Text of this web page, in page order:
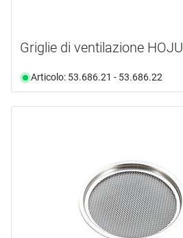
Griglie di ventilazione HOJU
Articolo: 53.686.21 - 53.686.22